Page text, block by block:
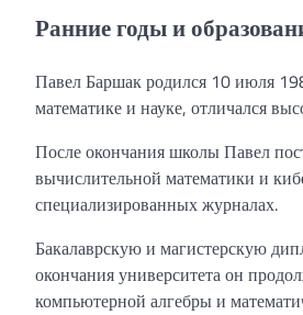
Ранние годы и
Павел Баршак родился 10 июля
математике и науке, отличался
После окончания школы Павел
вычислительной математики и
специализированных журналах.
Бакалаврскую и магистерскую
окончания университета он
компьютерной алгебры и